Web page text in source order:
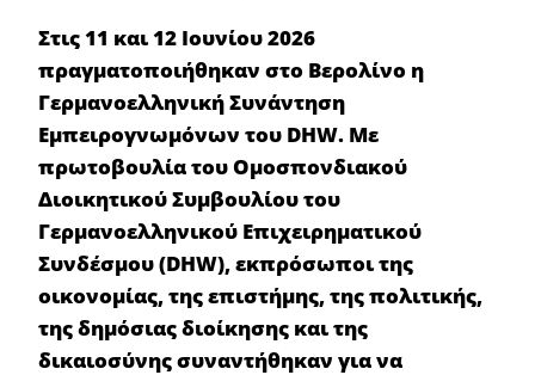
Στις 11 και 12 Ιουνίου 2026
πραγματοποιήθηκαν στο Βερολίνο η
Γερμανοελληνική Συνάντηση
Εμπειρογνωμόνων του DHW. Με
πρωτοβουλία του Ομοσπονδιακού
Διοικητικού Συμβουλίου του
Γερμανοελληνικού Επιχειρηματικού
Συνδέσμου (DHW), εκπρόσωποι της
οικονομίας, της επιστήμης, της πολιτικής,
της δημόσιας διοίκησης και της
δικαιοσύνης συναντήθηκαν για να